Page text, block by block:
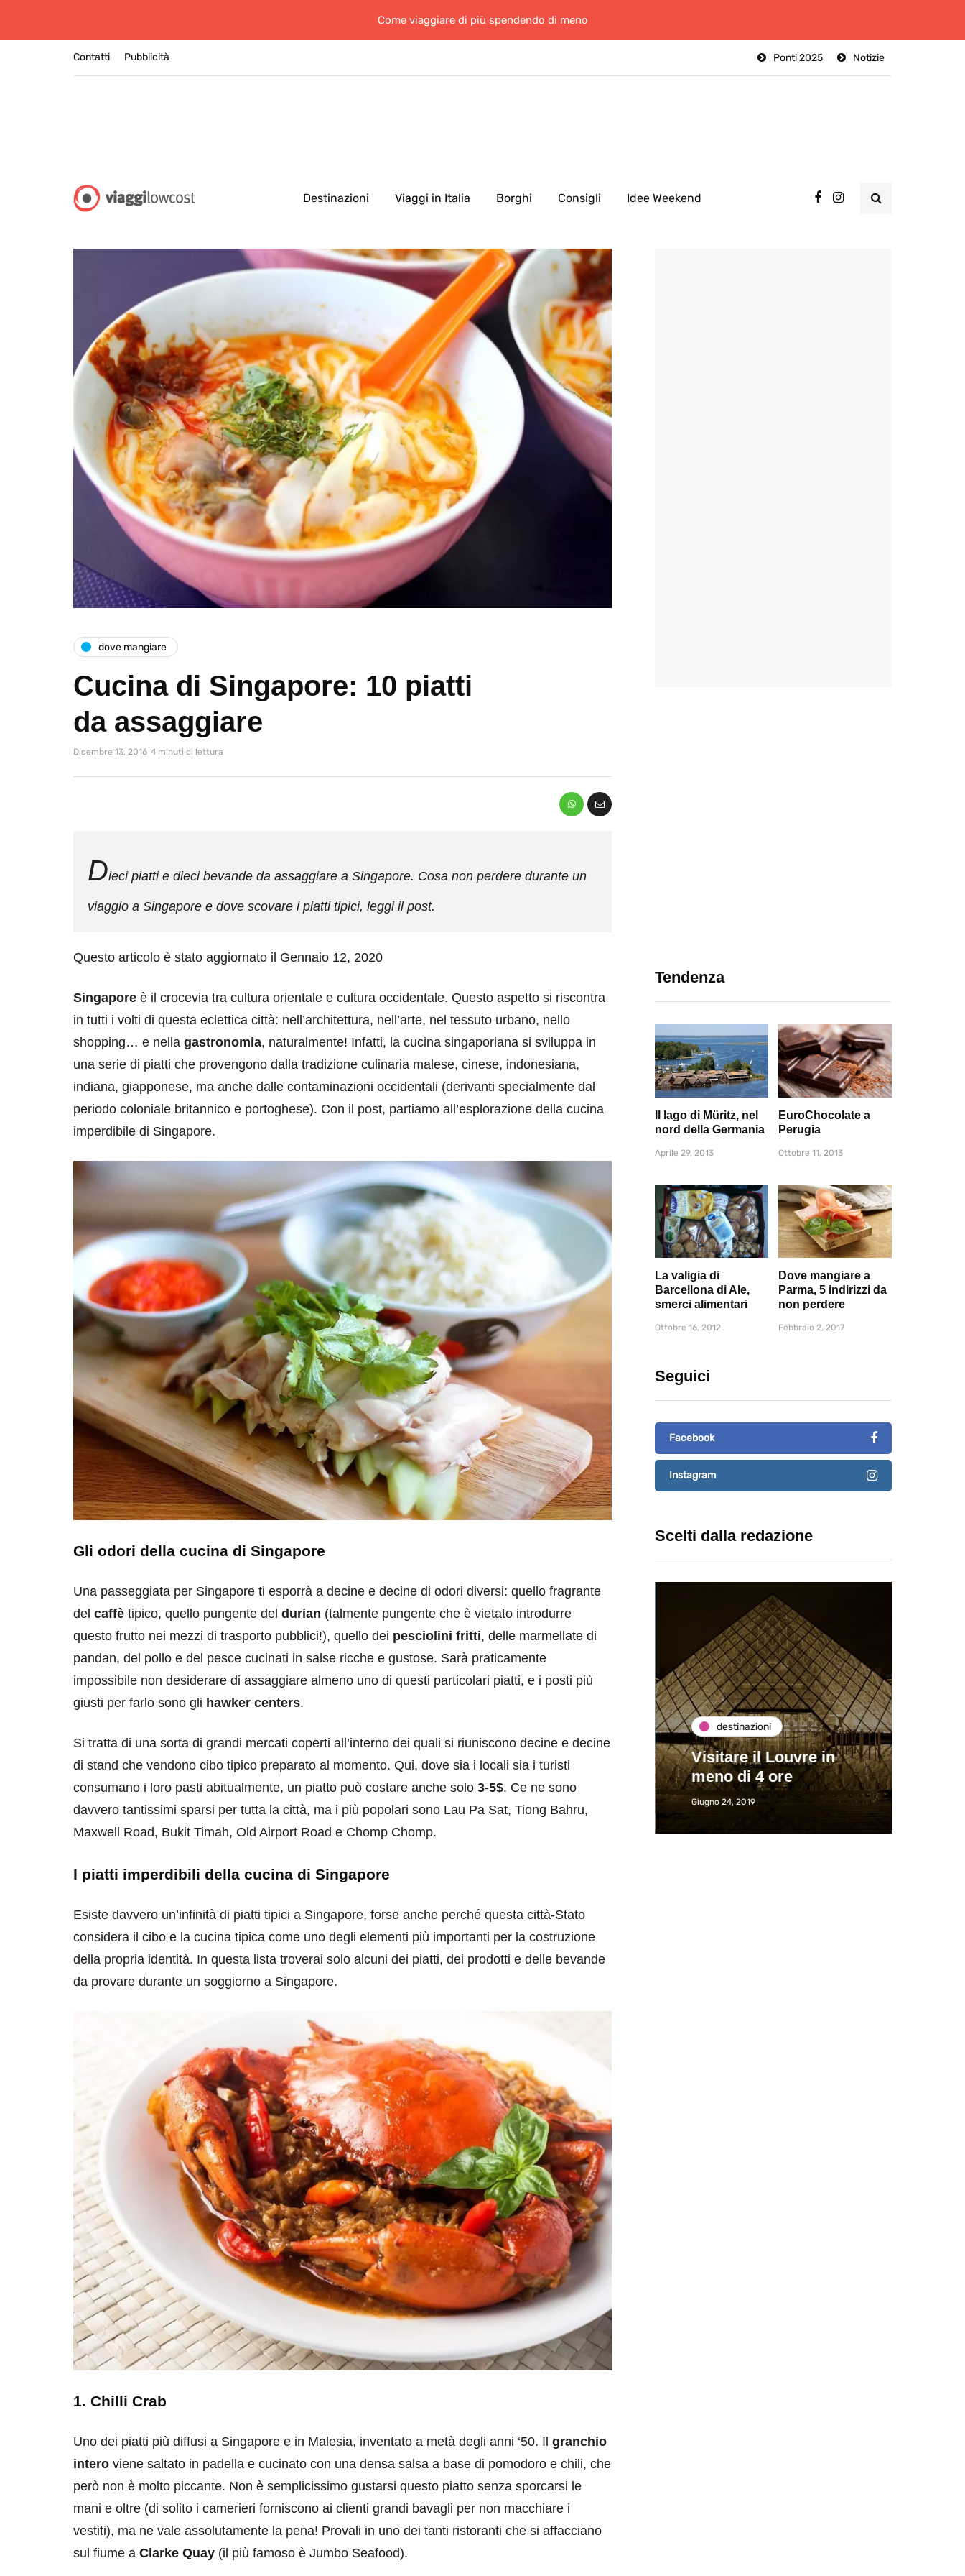
Come viaggiare di più spendendo di meno
Contatti Notizie
Ponti 2025
Pubblicità
Destinazioni Viaggi in Italia Borghi Consigli Idee Weekend
dove mangiare
Cucina di Singapore: 10 piatti
da assaggiare
Dicembre 13, 2016 4 minuti di lettura
Dieci piatti e dieci bevande da assaggiare a Singapore. Cosa non perdere durante un
viaggio a Singapore e dove scovare i piatti tipici, leggi il post.
Questo articolo è stato aggiornato il Gennaio 12, 2020
Singapore è il crocevia tra cultura orientale e cultura occidentale. Questo aspetto si riscontra
in tutti i volti di questa eclettica città: nell’architettura, nell’arte, nel tessuto urbano, nello
shopping… e nella gastronomia, naturalmente! Infatti, la cucina singaporiana si sviluppa in
una serie di piatti che provengono dalla tradizione culinaria malese, cinese, indonesiana,
indiana, giapponese, ma anche dalle contaminazioni occidentali (derivanti specialmente dal
periodo coloniale britannico e portoghese). Con il post, partiamo all’esplorazione della cucina
imperdibile di Singapore.
Gli odori della cucina di Singapore
Una passeggiata per Singapore ti esporrà a decine e decine di odori diversi: quello fragrante
del caffè tipico, quello pungente del durian (talmente pungente che è vietato introdurre
questo frutto nei mezzi di trasporto pubblici!), quello dei pesciolini fritti, delle marmellate di
pandan, del pollo e del pesce cucinati in salse ricche e gustose. Sarà praticamente
impossibile non desiderare di assaggiare almeno uno di questi particolari piatti, e i posti più
giusti per farlo sono gli hawker centers.
Si tratta di una sorta di grandi mercati coperti all’interno dei quali si riuniscono decine e decine
di stand che vendono cibo tipico preparato al momento. Qui, dove sia i locali sia i turisti
consumano i loro pasti abitualmente, un piatto può costare anche solo 3-5$. Ce ne sono
davvero tantissimi sparsi per tutta la città, ma i più popolari sono Lau Pa Sat, Tiong Bahru,
Maxwell Road, Bukit Timah, Old Airport Road e Chomp Chomp.
I piatti imperdibili della cucina di Singapore
Esiste davvero un’infinità di piatti tipici a Singapore, forse anche perché questa città-Stato
considera il cibo e la cucina tipica come uno degli elementi più importanti per la costruzione
della propria identità. In questa lista troverai solo alcuni dei piatti, dei prodotti e delle bevande
da provare durante un soggiorno a Singapore.
1. Chilli Crab
Uno dei piatti più diffusi a Singapore e in Malesia, inventato a metà degli anni ‘50. Il granchio
intero viene saltato in padella e cucinato con una densa salsa a base di pomodoro e chili, che
però non è molto piccante. Non è semplicissimo gustarsi questo piatto senza sporcarsi le
mani e oltre (di solito i camerieri forniscono ai clienti grandi bavagli per non macchiare i
vestiti), ma ne vale assolutamente la pena! Provali in uno dei tanti ristoranti che si affacciano
sul fiume a Clarke Quay (il più famoso è Jumbo Seafood).
Tendenza
Il lago di Müritz, nel
nord della Germania
Aprile 29, 2013
EuroChocolate a
Perugia
Ottobre 11, 2013
La valigia di
Barcellona di Ale,
smerci alimentari
Ottobre 16, 2012
Dove mangiare a
Parma, 5 indirizzi da
non perdere
Febbraio 2, 2017
Seguici
Facebook
Instagram
Scelti dalla redazione
il Louvre in
Paros e la Grecia di
Immaturi il Viaggio
Eventi di aprile 2026 a
destinazioni
Visitare il Louvre in
meno di 4 ore
Giugno 24, 2019